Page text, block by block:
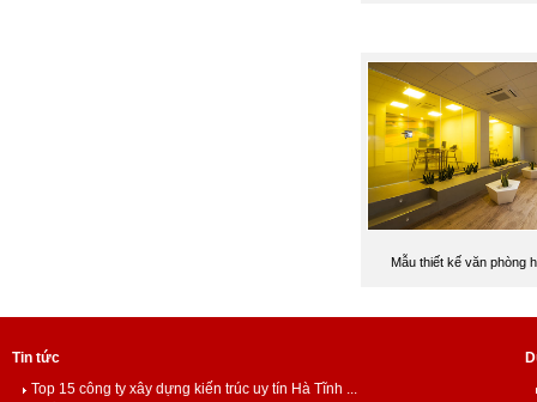
Mẫu thiết kế văn phòng
Tin tức
Top 15 công ty xây dựng kiến trúc uy tín Hà Tĩnh ...